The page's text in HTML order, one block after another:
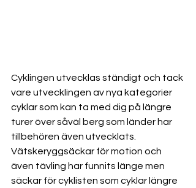
Cyklingen utvecklas ständigt och tack
vare utvecklingen av nya kategorier
cyklar som kan ta med dig på längre
turer över såväl berg som länder har
tillbehören även utvecklats.
Vätskeryggsäckar för motion och
även tävling har funnits länge men
säckar för cyklisten som cyklar längre